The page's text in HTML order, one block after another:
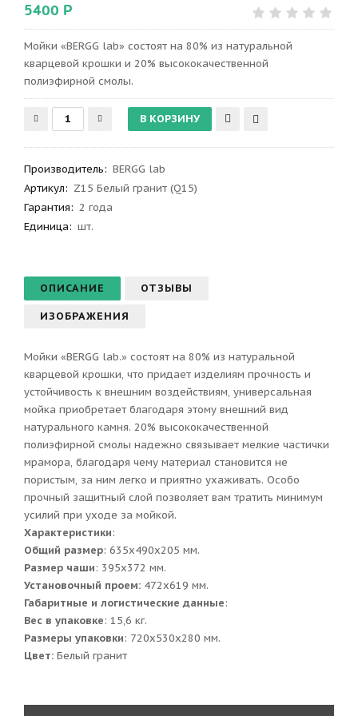
5400 Р
Мойки «BERGG lab» состоят на 80% из натуральной
кварцевой крошки и 20% высококачественной
полиэфирной смолы.
Производитель: BERGG lab
Артикул: Z15 Белый гранит (Q15)
Гарантия: 2 года
Единица: шт.
ОПИСАНИЕ ОТЗЫВЫ
ИЗОБРАЖЕНИЯ
Мойки «BERGG lab.» состоят на 80% из натуральной
кварцевой крошки, что придает изделиям прочность и
устойчивость к внешним воздействиям, универсальная
мойка приобретает благодаря этому внешний вид
натурального камня. 20% высококачественной
полиэфирной смолы надежно связывает мелкие частички
мрамора, благодаря чему материал становится не
пористым, за ним легко и приятно ухаживать. Особо
прочный защитный слой позволяет вам тратить минимум
усилий при уходе за мойкой.
Характеристики:
Общий размер: 635x490x205 мм.
Размер чаши: 395х372 мм.
Установочный проем: 472x619 мм.
Габаритные и логистические данные:
Вес в упаковке: 15,6 кг.
Размеры упаковки: 720x530x280 мм.
Цвет: Белый гранит